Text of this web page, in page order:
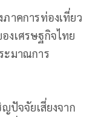
าคการท่องเที่ยว
งเศรษฐกิจไทย
ะมาณการ
ปัจจัยเสี่ยงจาก